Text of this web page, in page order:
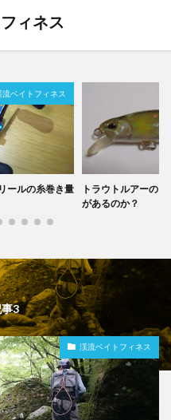
ィネス
テクニック
ビカラーは効果
スカリ50SSディ
3
渓流ベイトフィネス